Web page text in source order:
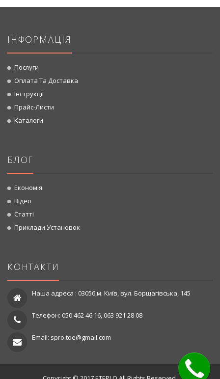
ІНФОРМАЦІЯ
Послуги
Оплата Та Доставка
Інструкції
Прайс-Листи
Каталоги
БЛОГ
Економія
Відео
Статті
Приклади Установок
КОНТАКТИ
Наша адреса : 03056,м. Київ, вул. Борщагівська, 145
Телефон: 050 462 46 16, 063 921 28 08
Email: spro.toe@gmail.com